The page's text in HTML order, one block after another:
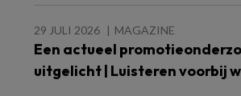
29 JULI 2026 MAGAZINE
Een actueel
uitgelicht | Luisteren voorbij